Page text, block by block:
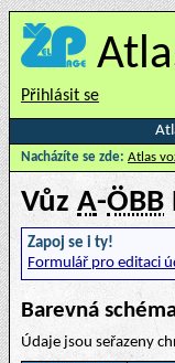
Přihlásit se
Nacházíte se zde: Atlas
VůzA-ÖBB
Zapoj se i ty!
Formulář pro editaci
Barevná
Údaje jsou seřazeny